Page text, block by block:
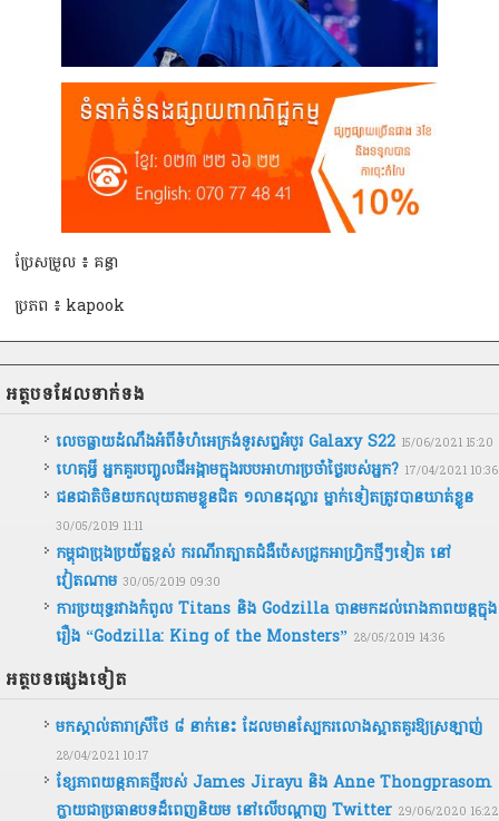
ប្រែសម្រួល ៖ គន្ធា
ប្រភព ៖ kapook
អត្ថបទ​ដែល​ទាក់ទង
លេចធ្លាយដំណឹងអំពីទំហំអេក្រង់ទូរសព្ទអំបូរ Galaxy S22 15/06/2021 15:20
ហេតុអ្វី អ្នកគួរបញ្ចូលជីអង្កាមក្នុងរបបអាហារប្រចាំថ្ងៃរបស់អ្នក? 17/04/2021 10:36
ជនជាតិ​ចិន​យក​លុយ​តាម​ខ្លួន​ជិត​ ​១លាន​ដុល្លារ​ ​ម្នាក់ទៀត​ត្រូវ​បាន​ឃាត់ខ្លួន
30/05/2019 11:11
កម្ពុជា​ប្រុងប្រយ័ត្ន​ខ្ពស់ ​ករណី​រា​ត្បាត​ជំងឺ​ប៉េស​ជ្រូក​អាហ្វ្រិកថ្មីៗទៀត នៅ​
វៀតណាម 30/05/2019 09:30
ការប្រយុទ្ធរវាងកំពូល Titans និង Godzilla បានមកដល់រោងភាពយន្តក្នុង
រឿង “Godzilla: King of the Monsters” 28/05/2019 14:36
អត្ថបទ​ផ្សេងទៀត
មកស្គាល់តារាស្រីថៃ ៨ នាក់នេះ ដែលមានស្បែករលោងស្អាតគួរឱ្យស្រឡាញ់
28/04/2021 10:17
ខ្សែភាពយន្ដភាគថ្មីរបស់ James Jirayu និង Anne Thongprasom
ក្លាយជាប្រធានបទដ៏ពេញនិយម នៅលើបណ្ដាញ Twitter 29/06/2020 16:22